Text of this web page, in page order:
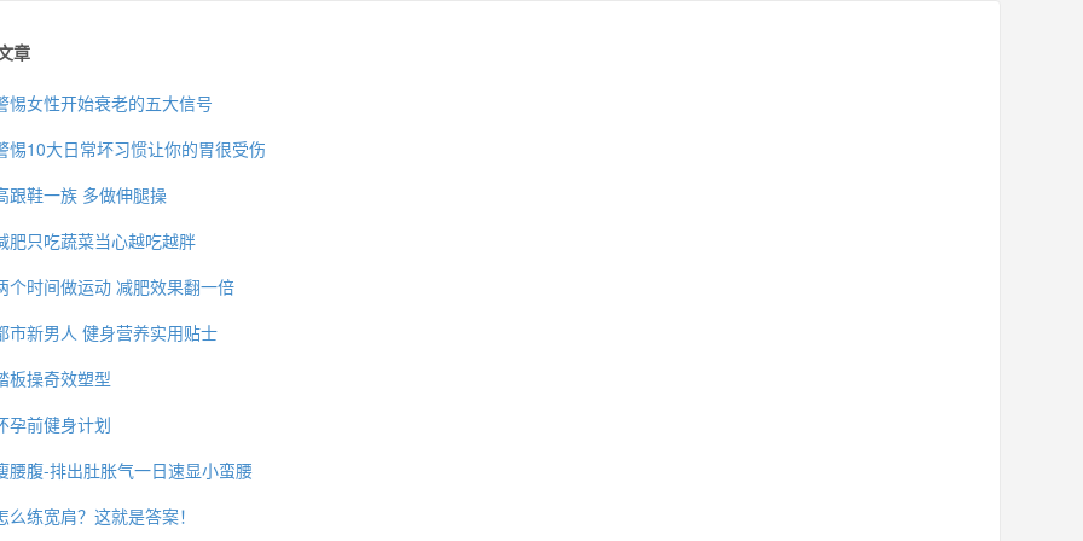
章
惕女性开始衰老的五大信号
惕10大日常坏习惯让你的胃很受伤
跟鞋一族 多做伸腿操
肥只吃蔬菜当心越吃越胖
个时间做运动 减肥效果翻一倍
市新男人 健身营养实用贴士
板操奇效塑型
孕前健身计划
腰腹-排出肚胀气一日速显小蛮腰
么练宽肩？这就是答案！